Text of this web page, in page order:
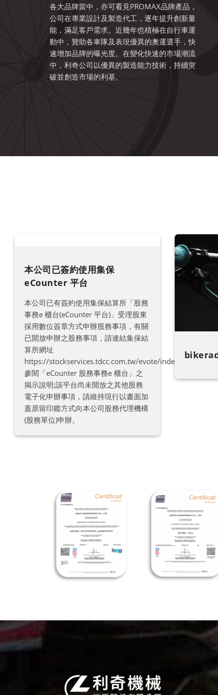
各大品牌當中，亦可看見PROMAX品牌產品，
公司在專業設計及製造代工，逐年提升創新量
能，滿足客戶需求。近幾年也積極在自行車運
動中，贊助各車隊及表現優異的奧運選手，快
速增加品牌的曝光度。在變化快速的市場潮流
中，利奇公司以優異的製造能力技術，持續突
破並創造市場的利基。
本公司已簽約使用集保
eCounter 平台
本公司已有簽約使用集保結算所「股務
事務e 櫃台(eCounter 平台)」受理股東
採用數位簽章方式申辦股務事項，有關
已開放申辦之股務事項，請連結集保結
算所網址
https://stockservices.tdcc.com.tw/evote/index.html
參閱「eCounter 股務事務e 櫃台」之
揭示說明;該平台尚未開放之其他股務
電子化申辦事項，請維持現行以書面加
蓋原留印鑑方式向本公司股務代理機構
(股務單位)申辦。